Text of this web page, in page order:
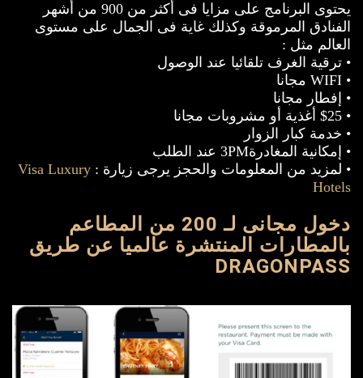
يحتوى البرنامج على مزايا فى أكثر من 900 من أشهر
الفنادق المرموقة وكذلك غاية فى الجمال على مستوى
العالم مثل :
• ترقية الغرف تلقائيا عند الوصول
• WIFI مجانا
• إفطار مجانا
• $25 أغذية أو مشروبات مجانا
• خدمة كبار الزوار
• إمكانية المغادرة3PM عند الطلب
• لمزيد من المعلومات والحجز يرجى زيارة : Visa Luxury
Hotels
دخول مجانى لـ 200 من المطاعم
بالمطارات المنتشرة عالميا عن طريق
DRAGONPASS